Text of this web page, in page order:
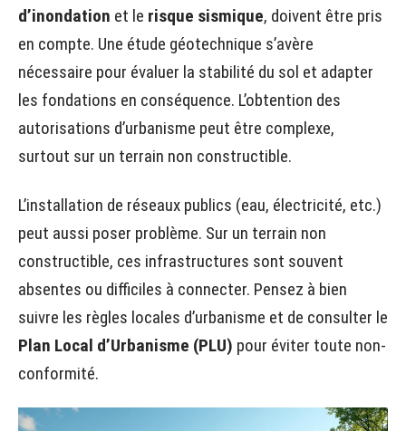
d’inondation et le risque sismique, doivent être pris
en compte. Une étude géotechnique s’avère
nécessaire pour évaluer la stabilité du sol et adapter
les fondations en conséquence. L’obtention des
autorisations d’urbanisme peut être complexe,
surtout sur un terrain non constructible.
L’installation de réseaux publics (eau, électricité, etc.)
peut aussi poser problème. Sur un terrain non
constructible, ces infrastructures sont souvent
absentes ou difficiles à connecter. Pensez à bien
suivre les règles locales d’urbanisme et de consulter le
Plan Local d’Urbanisme (PLU) pour éviter toute non-
conformité.